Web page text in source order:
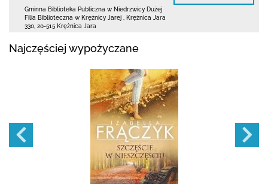
Gminna Biblioteka Publiczna w Niedrzwicy Dużej
Filia Biblioteczna w Krężnicy Jarej
Krężnica Jara
330 20-515 Krężnica Jara
Najczęściej wypożyczane